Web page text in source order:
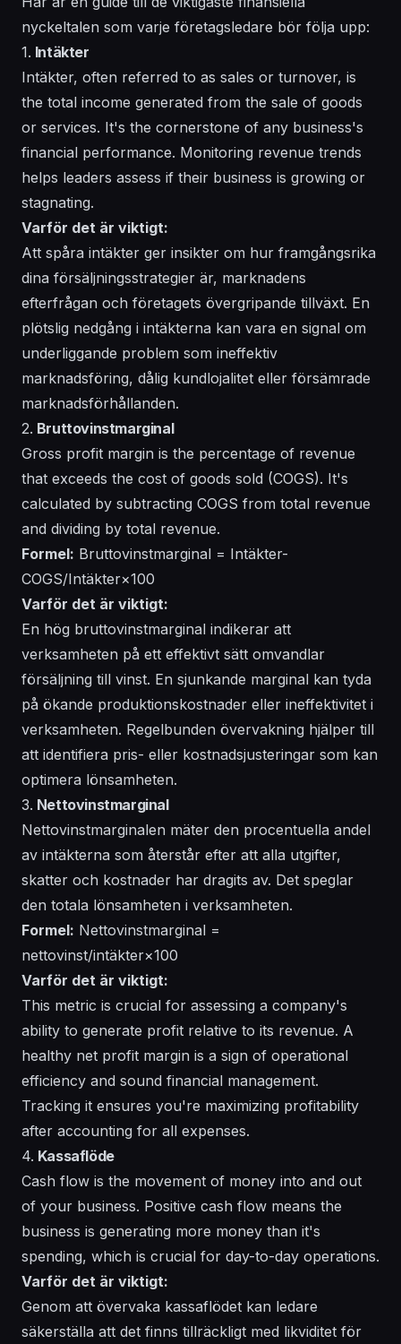
nyckeltalen som varje företagsledare bör följa upp:
1. Intäkter
Intäkter, often referred to as sales or turnover, is
the total income generated from the sale of goods
or services. It's the cornerstone of any business's
financial performance. Monitoring revenue trends
helps leaders assess if their business is growing or
stagnating.
Varför det är viktigt:
Att spåra intäkter ger insikter om hur framgångsrika
dina försäljningsstrategier är, marknadens
efterfrågan och företagets övergripande tillväxt. En
plötslig nedgång i intäkterna kan vara en signal om
underliggande problem som ineffektiv
marknadsföring, dålig kundlojalitet eller försämrade
marknadsförhållanden.
2. Bruttovinstmarginal
Gross profit margin is the percentage of revenue
that exceeds the cost of goods sold (COGS). It's
calculated by subtracting COGS from total revenue
and dividing by total revenue.
Formel: Bruttovinstmarginal = Intäkter-
COGS/Intäkter×100
Varför det är viktigt:
En hög bruttovinstmarginal indikerar att
verksamheten på ett effektivt sätt omvandlar
försäljning till vinst. En sjunkande marginal kan tyda
på ökande produktionskostnader eller ineffektivitet i
verksamheten. Regelbunden övervakning hjälper till
att identifiera pris- eller kostnadsjusteringar som kan
optimera lönsamheten.
3. Nettovinstmarginal
Nettovinstmarginalen mäter den procentuella andel
av intäkterna som återstår efter att alla utgifter,
skatter och kostnader har dragits av. Det speglar
den totala lönsamheten i verksamheten.
Formel: Nettovinstmarginal =
nettovinst/intäkter×100
Varför det är viktigt:
This metric is crucial for assessing a company's
ability to generate profit relative to its revenue. A
healthy net profit margin is a sign of operational
efficiency and sound financial management.
Tracking it ensures you're maximizing profitability
after accounting for all expenses.
4. Kassaflöde
Cash flow is the movement of money into and out
of your business. Positive cash flow means the
business is generating more money than it's
spending, which is crucial for day-to-day operations.
Varför det är viktigt:
Genom att övervaka kassaflödet kan ledare
säkerställa att det finns tillräckligt med likviditet för